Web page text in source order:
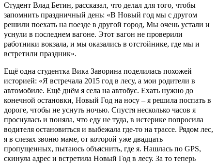
Студент Влад Бетин, рассказал, что делал для того, чтобы
запомнить праздничный день: «В Новый год мы с другом
решили поехать на поезде в другой город, Мы очень устали и
уснули в последнем вагоне. Этот вагон не проверили
работники вокзала, и мы оказались в отстойнике, где мы и
встретили праздник».
Ещё одна студентка Вика Заворина поделилась похожей
историей: «Я встречала 2015 год в лесу, а мои родители в
автомобиле. Ещё днём я села на автобус. Ехать нужно до
конечной остановки, Новый Год на носу – я решила поспать в
дороге, чтобы не уснуть ночью. Спустя несколько часов я
проснулась и поняла, что еду не туда, в истерике попросила
водителя остановиться и выбежала где-то на трассе. Рядом лес,
я в слезах звоню маме, от которой уже двадцать
пропущенных, пытаюсь объяснить, где я. Нашлась по GPS,
скинула адрес и встретила Новый Год в лесу. За то теперь